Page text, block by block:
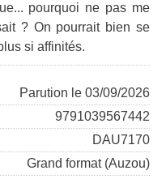
pourquoi ne pas me
? On pourrait bien se
si affinités.
Parution le 03/09/2026
9791039567442
DAU7170
Grand format (Auzou)